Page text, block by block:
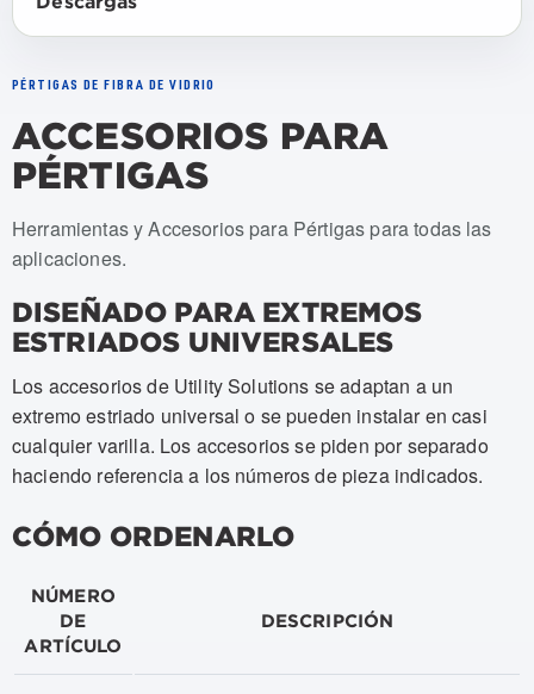
PÉRTIGAS DE FIBRA DE VIDRIO
ACCESORIOS PARA
PÉRTIGAS
Numeros de articulo: USSA-ASD, USSA-ETE, USSA-
Herramientas y Accesorios para Pértigas para todas las
aplicaciones.
DISEÑADO PARA EXTREMOS
ESTRIADOS UNIVERSALES
Los accesorios de Utility Solutions se adaptan a un
extremo estriado universal o se pueden instalar en casi
cualquier varilla. Los accesorios se piden por separado
haciendo referencia a los números de pieza indicados.
CÓMO ORDENARLO
NÚMERO
DE
ARTÍCULO
DESCRIPCIÓN